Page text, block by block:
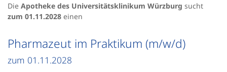
Pharmazeut im Praktikum (m/w/d)
zum 01.11.2028
Die Apotheke des Universitätsklinikum Würzburg sucht
zum 01.11.2028 einen